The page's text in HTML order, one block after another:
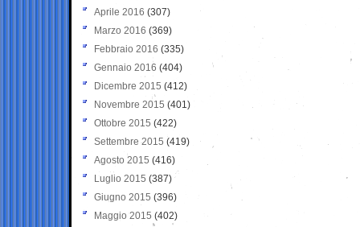
Aprile 2016 (307)
Marzo 2016 (369)
Febbraio 2016 (335)
Gennaio 2016 (404)
Dicembre 2015 (412)
Novembre 2015 (401)
Ottobre 2015 (422)
Settembre 2015 (419)
Agosto 2015 (416)
Luglio 2015 (387)
Giugno 2015 (396)
Maggio 2015 (402)